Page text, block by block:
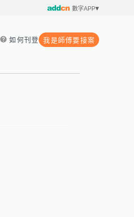
數字APP
如何刊登 我是師傅要接案